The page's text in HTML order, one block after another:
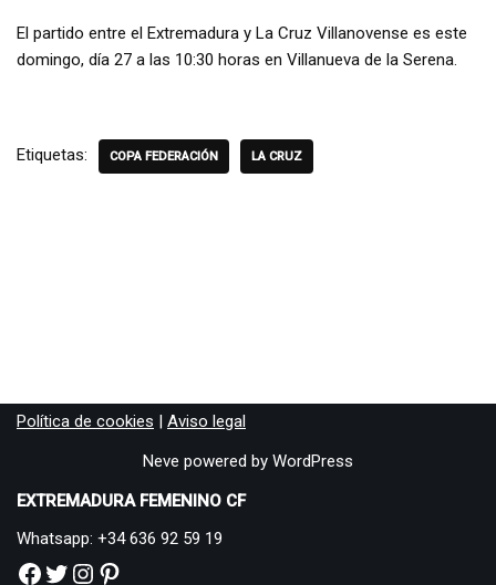
El partido entre el Extremadura y La Cruz Villanovense es este
domingo, día 27 a las 10:30 horas en Villanueva de la Serena.
Etiquetas: COPA FEDERACIÓN LA CRUZ
Política de cookies | Aviso legal
Neve powered by WordPress
EXTREMADURA FEMENINO CF
Whatsapp: +34 636 92 59 19